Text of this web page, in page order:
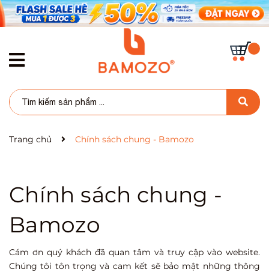
Trang chủ Chính sách chung - Bamozo
Chính sách chung -
Bamozo
Cám ơn quý khách đã quan tâm và truy cập vào website.
Chúng tôi tôn trọng và cam kết sẽ bảo mật những thông